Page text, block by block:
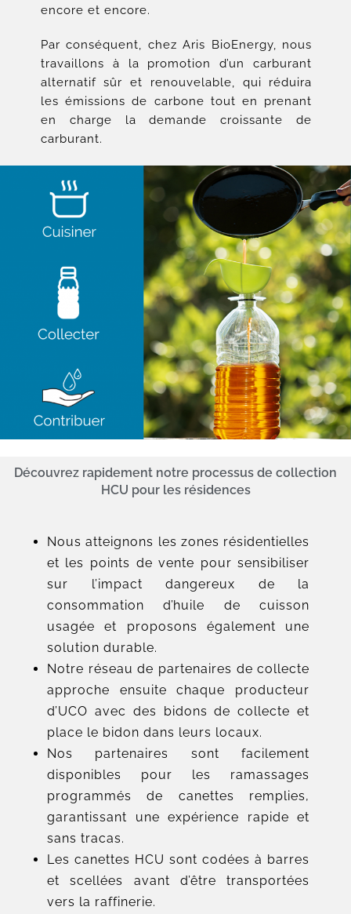
encore et encore.
Par conséquent, chez Aris BioEnergy, nous
travaillons à la promotion d’un carburant
alternatif sûr et renouvelable, qui réduira
les émissions de carbone tout en prenant
en charge la demande croissante de
carburant.
Découvrez rapidement notre processus de collection
HCU pour les résidences
Nous atteignons les zones résidentielles
et les points de vente pour sensibiliser
sur l’impact dangereux de la
consommation d’huile de cuisson
usagée et proposons également une
solution durable.
Notre réseau de partenaires de collecte
approche ensuite chaque producteur
d’UCO avec des bidons de collecte et
place le bidon dans leurs locaux.
Nos partenaires sont facilement
disponibles pour les ramassages
programmés de canettes remplies,
garantissant une expérience rapide et
sans tracas.
Les canettes HCU sont codées à barres
et scellées avant d’être transportées
vers la raffinerie.